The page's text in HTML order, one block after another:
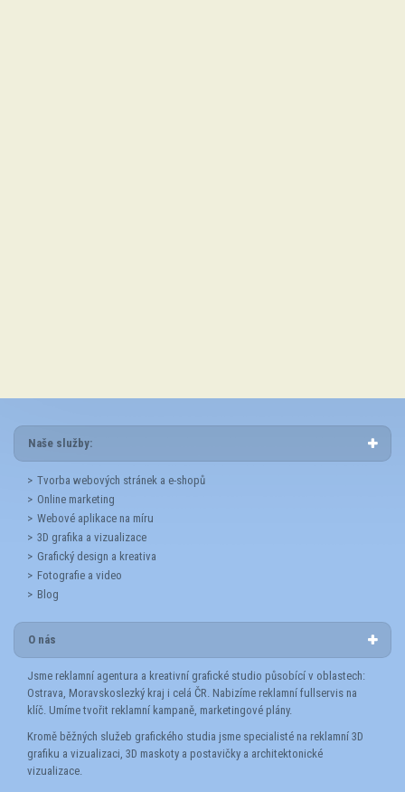
Naše služby:
Tvorba webových stránek a e-shopů
Online marketing
Webové aplikace na míru
3D grafika a vizualizace
Grafický design a kreativa
Fotografie a video
Blog
O nás
Jsme reklamní agentura a kreativní grafické studio působící v oblastech:
Ostrava, Moravskoslezký kraj i celá ČR. Nabizíme reklamní fullservis na
klíč. Umíme tvořit reklamní kampaně, marketingové plány.
Kromě běžných služeb grafického studia jsme specialisté na reklamní 3D
grafiku a vizualizaci, 3D maskoty a postavičky a architektonické
vizualizace.